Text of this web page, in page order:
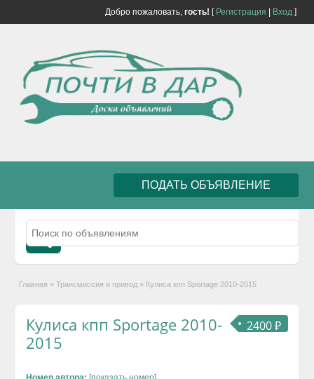
Добро пожаловать, гость! [ Регистрация Вход]
ПОДАТЬ ОБЪЯВЛЕНИЕ
Главная » Трансмиссия и привод » Кулиса кпп Sportage 2010-2015
2400 ₽
Кулиса кпп Sportage 2010-
2015